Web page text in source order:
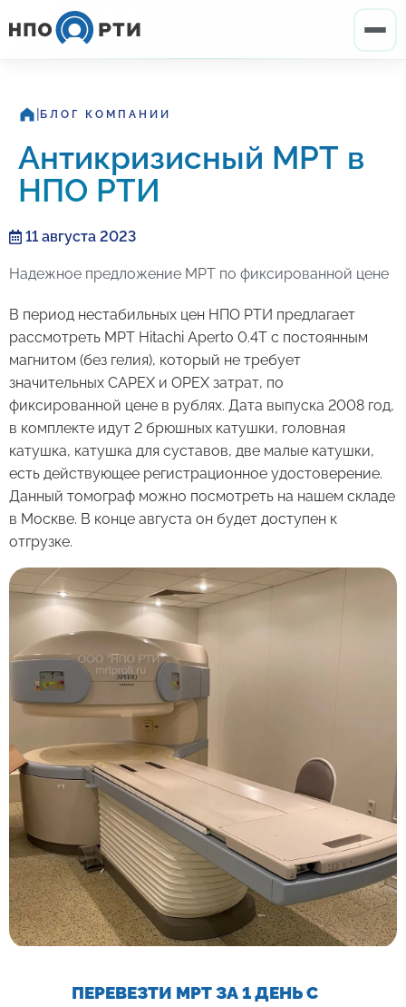
| БЛОГ КОМПАНИИ
Антикризисный МРТ в
НПО РТИ
11 августа 2023
Надежное предложение МРТ по фиксированной цене
В период нестабильных цен НПО РТИ предлагает
рассмотреть МРТ Hitachi Aperto 0.4T с постоянным
магнитом (без гелия), который не требует
значительных CAPEX и OPEX затрат, по
фиксированной цене в рублях. Дата выпуска 2008 год,
в комплекте идут 2 брюшных катушки, головная
катушка, катушка для суставов, две малые катушки,
есть действующее регистрационное удостоверение.
Данный томограф можно посмотреть на нашем складе
в Москве. В конце августа он будет доступен к
отгрузке.
ПЕРЕВЕЗТИ МРТ ЗА 1 ДЕНЬ С